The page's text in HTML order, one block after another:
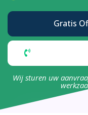
Gratis
Wij sturen uw